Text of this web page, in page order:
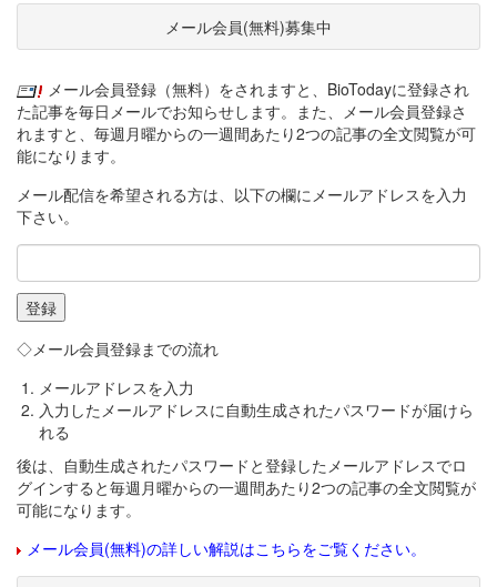
メール会員(無料)募集中
メール会員登録（無料）をされますと、BioTodayに登録され
た記事を毎日メールでお知らせします。また、メール会員登録さ
れますと、毎週月曜からの一週間あたり2つの記事の全文閲覧が可
能になります。
メール配信を希望される方は、以下の欄にメールアドレスを入力
下さい。
◇メール会員登録までの流れ
メールアドレスを入力
入力したメールアドレスに自動生成されたパスワードが届けら
れる
後は、自動生成されたパスワードと登録したメールアドレスでロ
グインすると毎週月曜からの一週間あたり2つの記事の全文閲覧が
可能になります。
メール会員(無料)の詳しい解説はこちらをご覧ください。